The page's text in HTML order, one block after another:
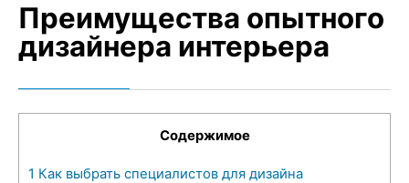
Преимущества опытного
дизайнера интерьера
Содержимое
1 Как выбрать специалистов для дизайна